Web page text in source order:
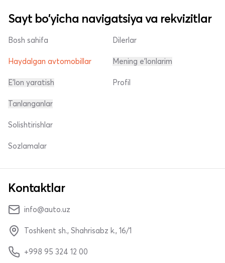
Sayt bo'yicha navigatsiya va rekvizitlar
Bosh sahifa
Haydalgan avtomobillar
E'lon yaratish
Dilerlar
Mening e'lonlarim
Profil
Tanlanganlar
Solishtirishlar
Sozlamalar
Kontaktlar
info@auto.uz
Toshkent sh., Shahrisabz k., 16/1
+998 95 324 12 00